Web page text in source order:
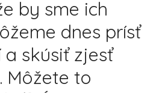
by sme ich
dnes prísť
skúsiť zjesť
Môžete to